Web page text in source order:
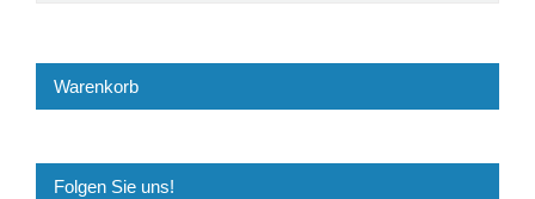
Warenkorb
Folgen Sie uns!